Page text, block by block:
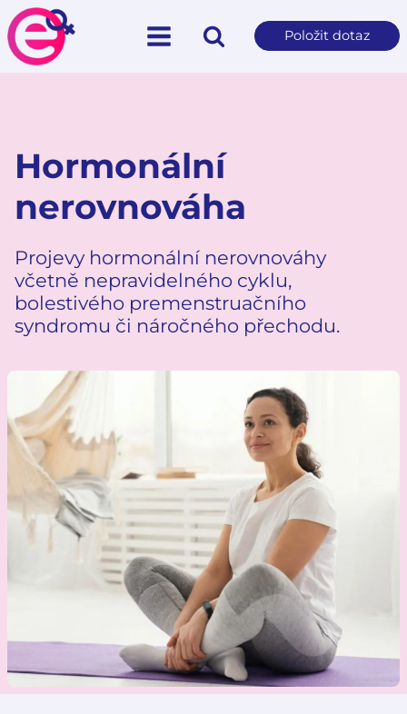
Položit dotaz
Hormonální
nerovnováha
Projevy hormonální nerovnováhy
včetně nepravidelného cyklu,
bolestivého premenstruačního
syndromu či náročného přechodu.